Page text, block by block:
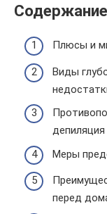
Содержание
Плюсы и
Виды
Меры
перед